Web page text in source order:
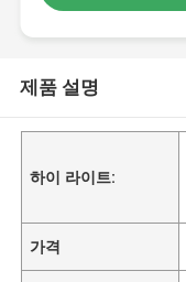
제품 설명
하이 라이트:
가격